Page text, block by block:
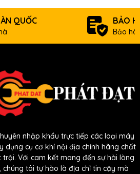
+/- 3 độ
độ C
QUỐC BẢO
Bảo
nhập khẩu trực tiếp các loại máy
dụng cụ cơ khí nội địa chính hãng chất
Với cam kết mang đến sự hài lòng
tôi tự hào là địa chỉ tin cậy mà